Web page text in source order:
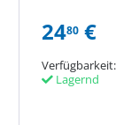
2480 €
Verfügbarkeit:
Lagernd